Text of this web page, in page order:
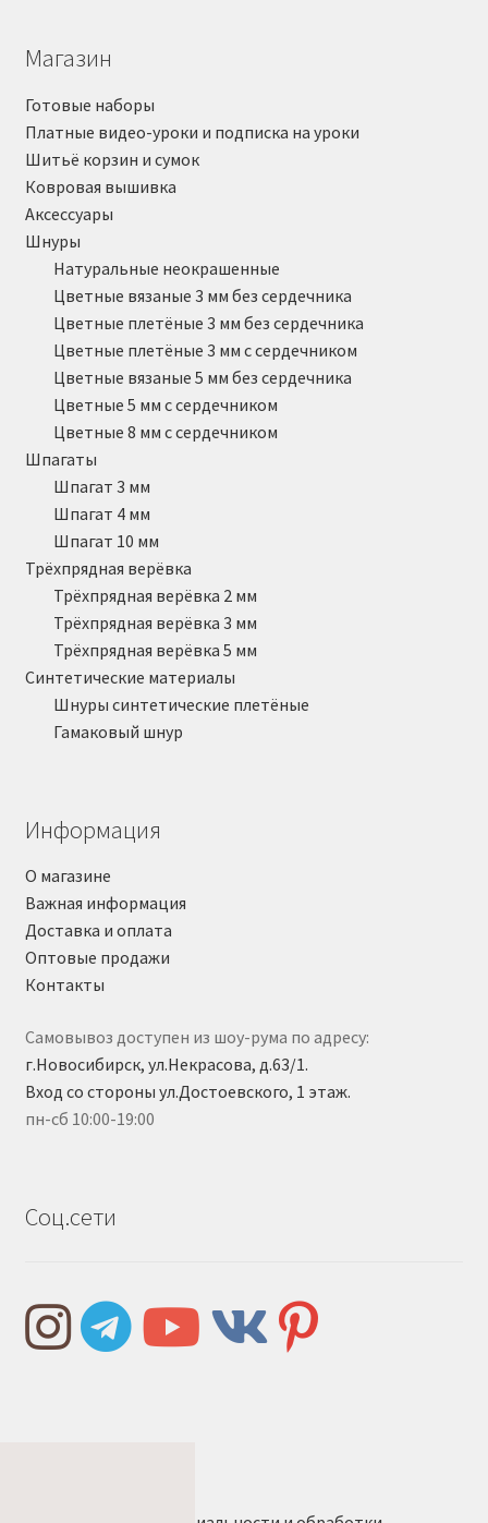
Магазин
Готовые наборы
Платные видео-уроки и подписка на уроки
Шитьё корзин и сумок
Ковровая вышивка
Аксессуары
Шнуры
Натуральные неокрашенные
Цветные вязаные 3 мм без сердечника
Цветные плетёные 3 мм без сердечника
Цветные плетёные 3 мм с сердечником
Цветные вязаные 5 мм без сердечника
Цветные 5 мм с сердечником
Цветные 8 мм с сердечником
Шпагаты
Шпагат 3 мм
Шпагат 4 мм
Шпагат 10 мм
Трёхпрядная верёвка
Трёхпрядная верёвка 2 мм
Трёхпрядная верёвка 3 мм
Трёхпрядная верёвка 5 мм
Синтетические материалы
Шнуры синтетические плетёные
Гамаковый шнур
Информация
О магазине
Важная информация
Доставка и оплата
Оптовые продажи
Контакты
Самовывоз доступен из шоу-рума по адресу:
г.Новосибирск, ул.Некрасова, д.63/1.
Вход со стороны ул.Достоевского, 1 этаж.
пн-сб 10:00-19:00
Соц.сети